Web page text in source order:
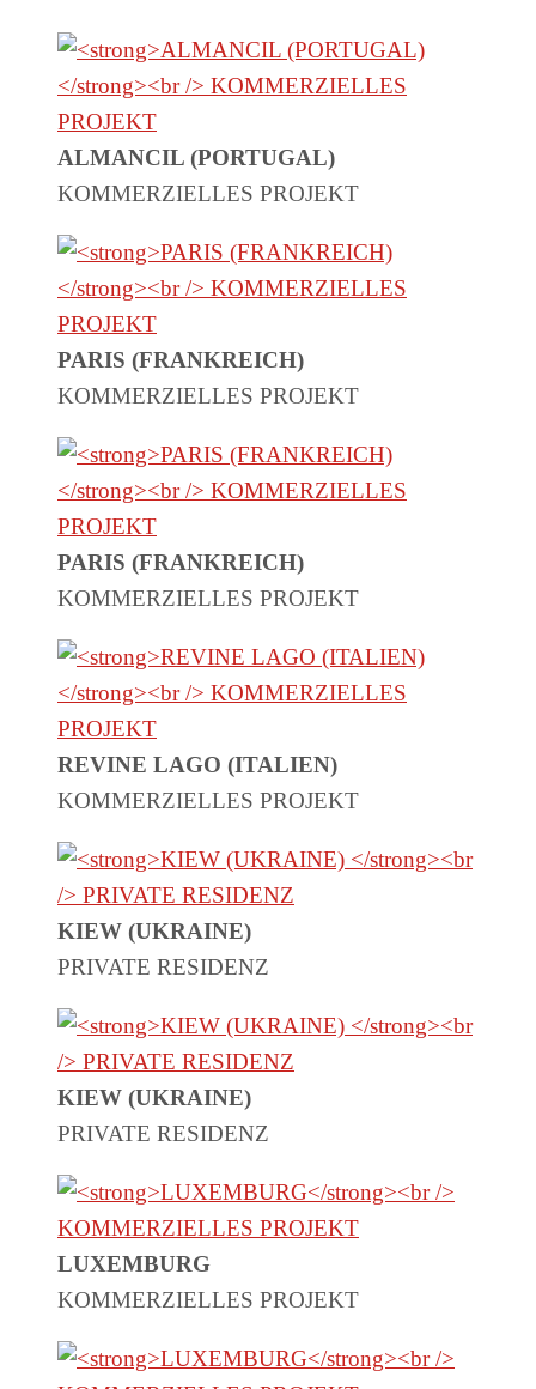
ALMANCIL (PORTUGAL)
KOMMERZIELLES PROJEKT
PARIS (FRANKREICH)
KOMMERZIELLES PROJEKT
PARIS (FRANKREICH)
KOMMERZIELLES PROJEKT
REVINE LAGO (ITALIEN)
KOMMERZIELLES PROJEKT
KIEW (UKRAINE)
PRIVATE RESIDENZ
KIEW (UKRAINE)
PRIVATE RESIDENZ
LUXEMBURG
KOMMERZIELLES PROJEKT